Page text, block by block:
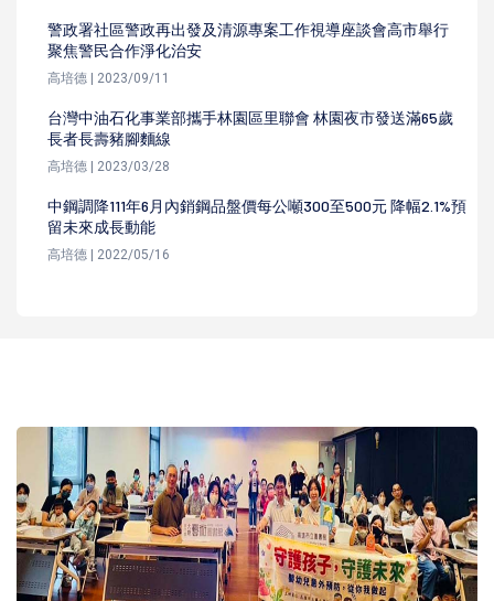
警政署社區警政再出發及清源專案工作視導座談會高市舉行
聚焦警民合作淨化治安
高培德 | 2023/09/11
台灣中油石化事業部攜手林園區里聯會 林園夜市發送滿65歲
長者長壽豬腳麵線
高培德 | 2023/03/28
中鋼調降111年6月內銷鋼品盤價每公噸300至500元 降幅2.1%預
留未來成長動能
高培德 | 2022/05/16